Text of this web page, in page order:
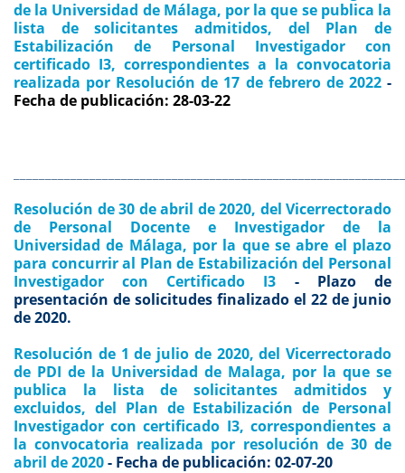
de la Universidad de Málaga, por la que se publica la
lista de solicitantes admitidos, del Plan de
Estabilización de Personal Investigador con
certificado I3, correspondientes a la convocatoria
realizada por Resolución de 17 de febrero de 2022-
Fecha de publicación: 28-03-22
Resolución de 30 de abril de 2020, del Vicerrectorado
de Personal Docente e Investigador de la
Universidad de Málaga, por la que se abre el plazo
para concurrir al Plan de Estabilización del Personal
Investigador con Certificado I3 - Plazo de
presentación de solicitudes finalizado el 22 de junio
de 2020.
Resolución de 1 de julio de 2020, del Vicerrectorado
de PDI de la Universidad de Malaga, por la que se
publica la lista de solicitantes admitidos y
excluidos, del Plan de Estabilización de Personal
Investigador con certificado I3, correspondientes a
la convocatoria realizada por resolución de 30 de
abril de 2020- Fecha de publicación: 02-07-20